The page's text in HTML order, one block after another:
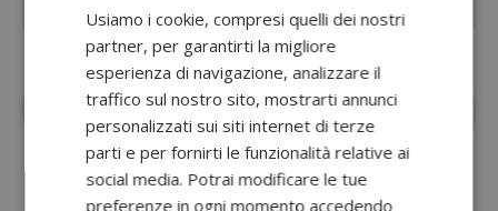
Aggiungi Dimmi Cosa Cerchialle fonti
preferite su Google
Usiamo i cookie, compresi quelli dei nostri
partner, per garantirti la migliore
esperienza di navigazione, analizzare il
traffico sul nostro sito, mostrarti annunci
personalizzati sui siti internet di terze
parti e per fornirti le funzionalità relative ai
social media. Potrai modificare le tue
preferenze in ogni momento accedendo